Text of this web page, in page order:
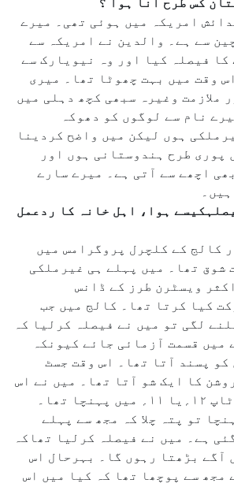
امریکہ میں ہوئی تھی۔ میرے
سے ہے۔ والدین نے امریکہ سے
کا فیصلہ کیا اور وہ نیویارک سے
وقت میں بہت چھوٹا تھا۔ میری
ملازمت وغیرہ سبھی کچھ دہلی میں
نام سے لوگوں کو دھوکہ
ہوں لیکن میں واضح کردینا
پوری طرح ہندوستانی ہوں اور
اچھے سے آتی ہے۔ میرے سارے
ہوا، اہل خانہ کا ردعمل
کالج کے کلچرل پروگرامس میں
شوق تھا۔ میں پہلے ہی غیرملکی
ویسٹرن طرز کے ڈانس
کیا کرتا تھا۔ کالج میں جب
لگی تو میں نے فیصلہ کرلیا کہ
میں قسمت آزمائی جائے کیونکہ
کو پسند آتا تھا۔ اس وقت جسٹ
کا ایک شو آتا تھا۔ میں نے اس
میں شرکت کی اور ٹاپ ۱۲؍یا ۱۱؍ میں پہنچا تھا۔
تو پتہ چلا کہ مجھ سے پہلے
ہے۔ میں نے فیصلہ کرلیا تھاکہ
آگے بڑھتا رہوں گا۔ بہرحال اس
مجھ سے پوچھا تھا کہ کیا میں اس